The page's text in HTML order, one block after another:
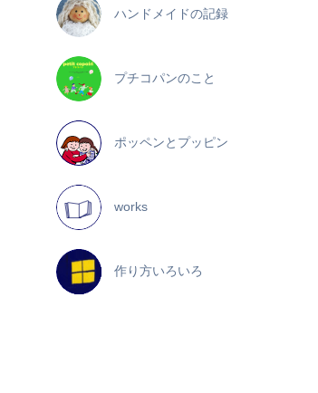
ハンドメイドの記録
プチコパンのこと
ポッペンとプッピン
works
作り方いろいろ